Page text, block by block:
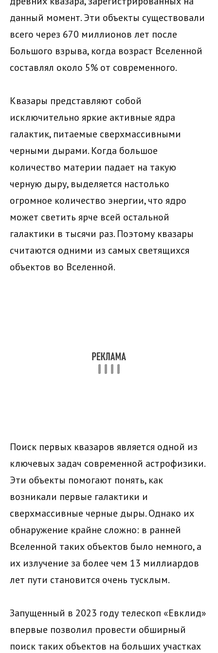
данный момент. Эти объекты существовали
всего через 670 миллионов лет после
Большого взрыва, когда возраст Вселенной
составлял около 5% от современного.
Квазары представляют собой
исключительно яркие активные ядра
галактик, питаемые сверхмассивными
черными дырами. Когда большое
количество материи падает на такую
черную дыру, выделяется настолько
огромное количество энергии, что ядро
может светить ярче всей остальной
галактики в тысячи раз. Поэтому квазары
считаются одними из самых светящихся
объектов во Вселенной.
Поиск первых квазаров является одной из
ключевых задач современной астрофизики.
Эти объекты помогают понять, как
возникали первые галактики и
сверхмассивные черные дыры. Однако их
обнаружение крайне сложно: в ранней
Вселенной таких объектов было немного, а
их излучение за более чем 13 миллиардов
лет пути становится очень тусклым.
Запущенный в 2023 году телескоп «Евклид»
впервые позволил провести обширный
поиск таких объектов на больших участках